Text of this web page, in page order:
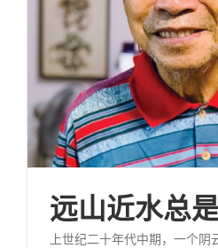
远山近水总
上世纪二十年代中期，一个